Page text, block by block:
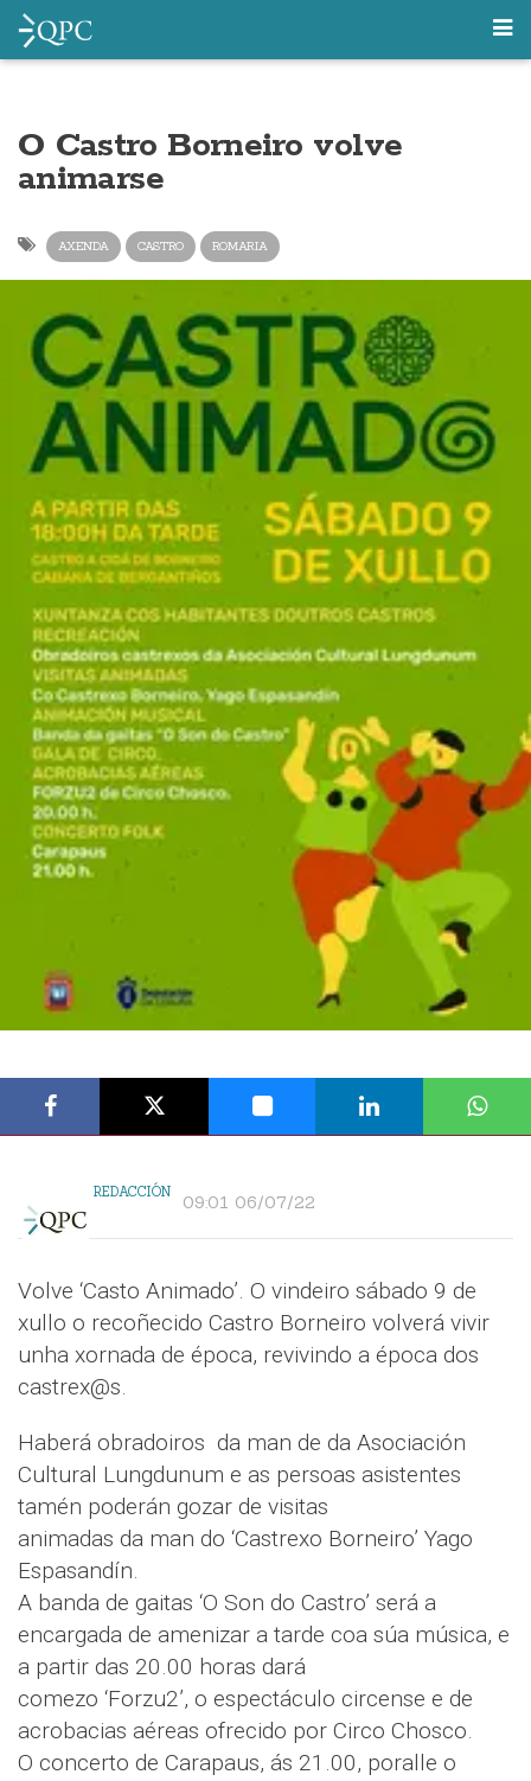
O Castro Borneiro volve
animarse
AXENDA CASTRO ROMARIA
REDACCIÓN 09:01 06/07/22
Volve ‘Casto Animado’. O vindeiro sábado 9 de
xullo o recoñecido Castro Borneiro volverá vivir
unha xornada de época, revivindo a época dos
castrex@s.
Haberá obradoiros da man de da Asociación
Cultural Lungdunum e as persoas asistentes
tamén poderán gozar de visitas
animadas da man do ‘Castrexo Borneiro’ Yago
Espasandín.
A banda de gaitas ‘O Son do Castro’ será a
encargada de amenizar a tarde coa súa música, e
a partir das 20.00 horas dará
comezo ‘Forzu2’, o espectáculo circense e de
acrobacias aéreas ofrecido por Circo Chosco.
O concerto de Carapaus, ás 21.00, poralle o